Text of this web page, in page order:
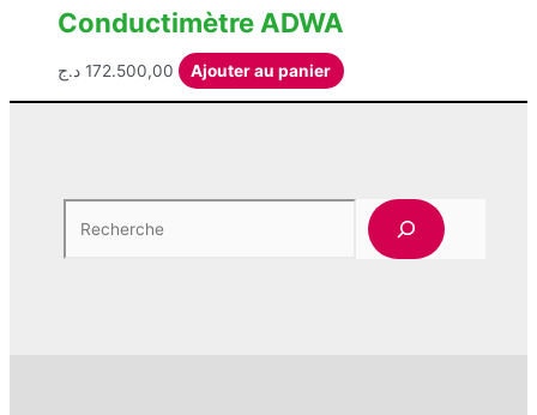
Conductimètre ADWA
172.500,00 د.ج Ajouter au panier